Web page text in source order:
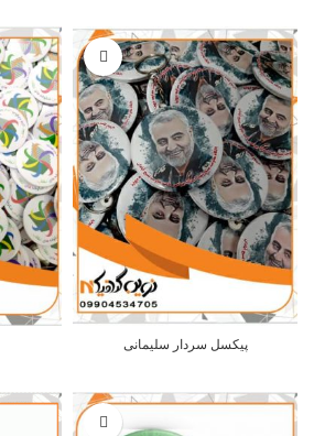
پیکسل سردار سلیمانی